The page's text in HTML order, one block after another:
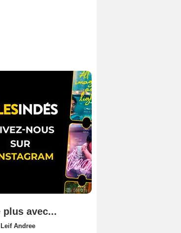
plus avec...
Leif Andree